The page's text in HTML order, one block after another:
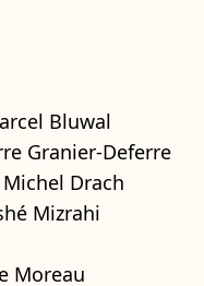
Bluwal
Granier-Deferre
Drach
Mizrahi
Moreau